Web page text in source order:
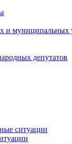
и муниципальных
депутатов
ситуации